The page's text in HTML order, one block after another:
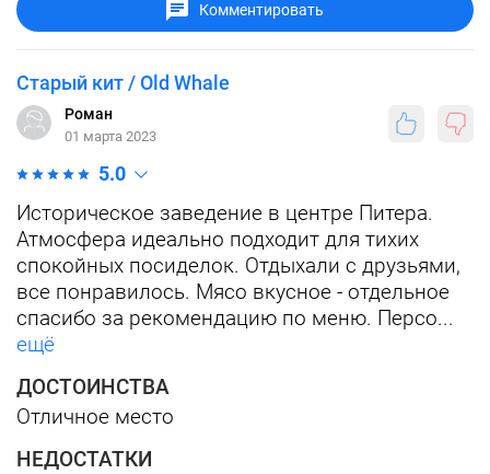
Комментировать
Старый кит / Old Whale
Роман
01 марта 2023
5.0
Историческое заведение в центре Питера.
Атмосфера идеально подходит для тихих
спокойных посиделок. Отдыхали с друзьями,
все понравилось. Мясо вкусное - отдельное
спасибо за рекомендацию по меню. Персо...
ещё
ДОСТОИНСТВА
Отличное место
НЕДОСТАТКИ